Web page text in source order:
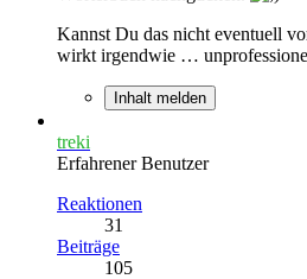
Kannst Du das nicht eventuell
wirkt irgendwie …
Inhalt melden
treki
Erfahrener Benutzer
Reaktionen
31
Beiträge
105